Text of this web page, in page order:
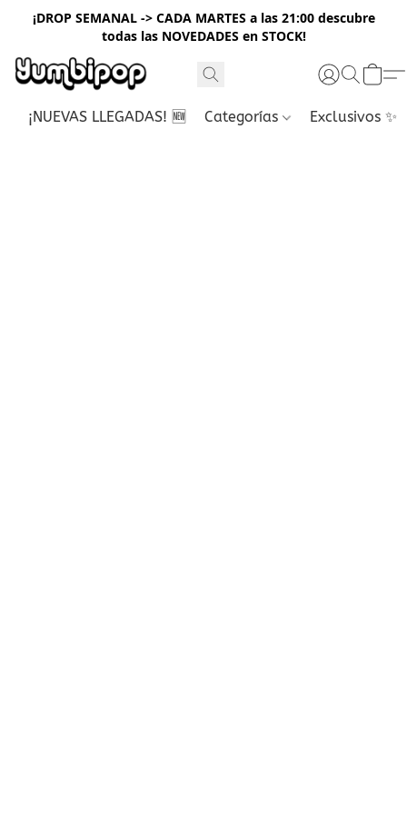
¡DROP SEMANAL -> CADA MARTES a las 21:00 descubre
todas las NOVEDADES en STOCK!
¡NUEVAS LLEGADAS! 🆕 Categorías Exclusivos ✨